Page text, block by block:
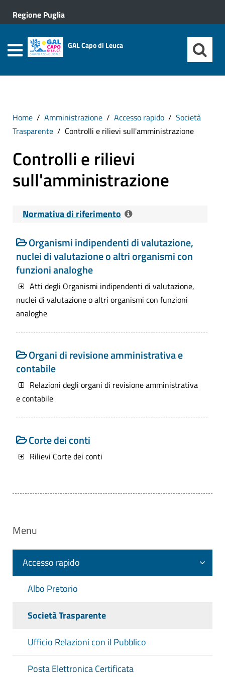
Regione Puglia
GAL Capo di Leuca
Home Amministrazione Accesso rapido
Società
Trasparente
Controlli e rilievi sull'amministrazione
Controlli e rilievi
sull'amministrazione
Normativa di riferimento
Riferimenti normativi:D. Lgs. 14 Marzo
2013 n. 33 Art. 31 - Obblighi di
pubblicazione concernenti i dati relativi ai
controlli sull'organizzazione e sull'attività
dell'amministrazione.
Contenuti dell'obbligo
Attestazione dell'OIV o di altra
degli obblighi di pubblicazione
della Relazione sulla Performance
150/2009)
Relazione dell'OIV sul funzionamento
complessivo del Sistema di
valutazione, trasparenza e integrità
a), d.lgs. n. 150/2009)
analoghe, procedendo all'indicazione
in forma anonima dei dati personali
eventualmente presenti
Relazioni degli organi di revisione
amministrativa e contabile al bilancio
di previsione o budget, alle relative
variazioni e al conto consuntivo o
Tutti i rilievi della Corte dei conti
Organismi indipendenti di valutazione,
nuclei di valutazione o altri organismi con
funzioni analoghe
Atti degli Organismi indipendenti di valutazione,
nuclei di valutazione o altri organismi con funzioni
analoghe
Organi di revisione amministrativa e
contabile
Relazioni degli organi di revisione amministrativa
e contabile
Corte dei conti
Rilievi Corte dei conti
Menu
Accesso rapido
Albo Pretorio
Società Trasparente
Ufficio Relazioni con il Pubblico
Posta Elettronica Certificata